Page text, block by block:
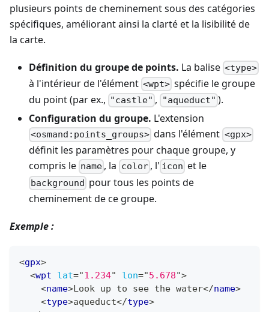
plusieurs points de cheminement sous des catégories
spécifiques, améliorant ainsi la clarté et la lisibilité de
la carte.
Définition du groupe de points. La balise <type>
à l'intérieur de l'élément <wpt> spécifie le groupe
du point (par ex., "castle" , "aqueduct" ).
Configuration du groupe. L'extension
<osmand:points_groups> dans l'élément <gpx>
définit les paramètres pour chaque groupe, y
compris le name , la color, l' icon et le
background pour tous les points de
cheminement de ce groupe.
Exemple :
<gpx>
<wpt lat="1.234" lon="5.678">
<name>Look up to see the water</name>
<type>aqueduct</type>